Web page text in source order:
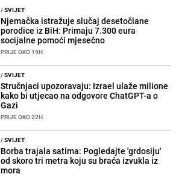
/SVIJET
Njemačka istražuje slučaj desetočlane
porodice iz BiH: Primaju 7.300 eura
socijalne pomoći mjesečno
PRIJE OKO 19H
/SVIJET
Stručnjaci upozoravaju: Izrael ulaže milione
kako bi utjecao na odgovore ChatGPT-a o
Gazi
PRIJE OKO 22H
/SVIJET
Borba trajala satima: Pogledajte 'grdosiju'
od skoro tri metra koju su braća izvukla iz
mora